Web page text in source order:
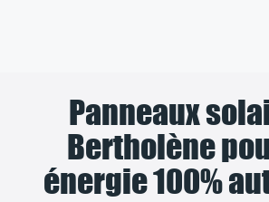
Panneaux
Bertholène
énergie 100%